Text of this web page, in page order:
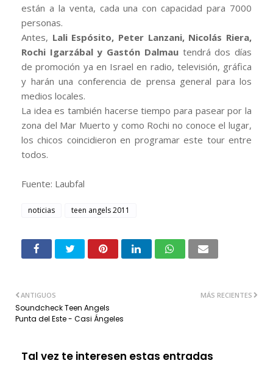
están a la venta, cada una con capacidad para 7000
personas.
Antes, Lali Espósito, Peter Lanzani, Nicolás Riera,
Rochi Igarzábal y Gastón Dalmautendrá dos días
de promoción ya en Israel en radio, televisión, gráfica
y harán una conferencia de prensa general para los
medios locales.
La idea es también hacerse tiempo para pasear por la
zona del Mar Muerto y como Rochi no conoce el lugar,
los chicos coincidieron en programar este tour entre
todos.
Fuente: Laubfal
noticias teen angels 2011
MÁS RECIENTES
ANTIGUOS
Soundcheck Teen Angels
Punta del Este - Casi Ángeles
Tal vez te interesen estas entradas